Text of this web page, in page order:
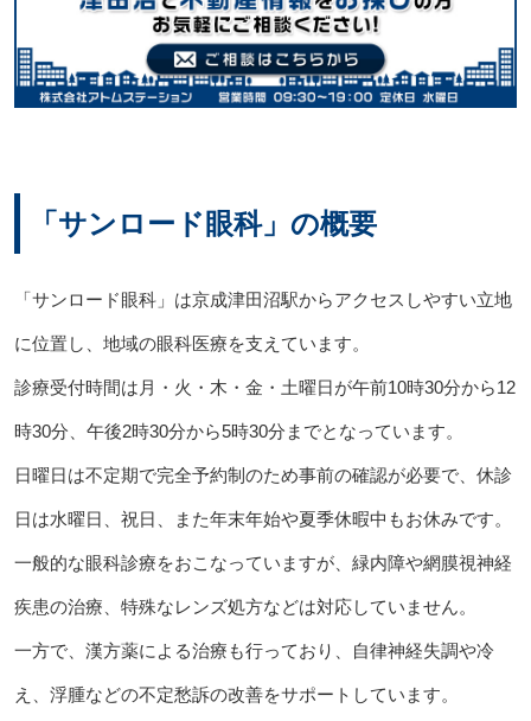
「サンロード眼科」の概要
「サンロード眼科」は京成津田沼駅からアクセスしやすい立地
に位置し、地域の眼科医療を支えています。
診療受付時間は月・火・木・金・土曜日が午前10時30分から12
時30分、午後2時30分から5時30分までとなっています。
日曜日は不定期で完全予約制のため事前の確認が必要で、休診
日は水曜日、祝日、また年末年始や夏季休暇中もお休みです。
一般的な眼科診療をおこなっていますが、緑内障や網膜視神経
疾患の治療、特殊なレンズ処方などは対応していません。
一方で、漢方薬による治療も行っており、自律神経失調や冷
え、浮腫などの不定愁訴の改善をサポートしています。